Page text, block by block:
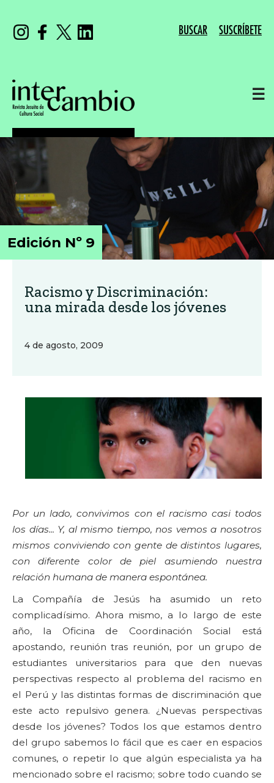
BUSCAR SUSCRÍBETE
☰
Edición Nº 9
Racismo y Discriminación:
una mirada desde los jóvenes
4 de agosto, 2009
Por un lado, convivimos con el racismo casi todos
los días... Y, al mismo tiempo, nos vemos a nosotros
mismos conviviendo con gente de distintos lugares,
con diferente color de piel asumiendo nuestra
relación humana de manera espontánea.
La Compañía de Jesús ha asumido un reto
complicadísimo. Ahora mismo, a lo largo de este
año, la Oficina de Coordinación Social está
apostando, reunión tras reunión, por un grupo de
estudiantes universitarios para que den nuevas
perspectivas respecto al problema del racismo en
el Perú y las distintas formas de discriminación que
este acto repulsivo genera. ¿Nuevas perspectivas
desde los jóvenes? Todos los que estamos dentro
del grupo sabemos lo fácil que es caer en espacios
comunes, o repetir lo que algún especialista ya ha
mencionado sobre el racismo; sobre todo cuando se